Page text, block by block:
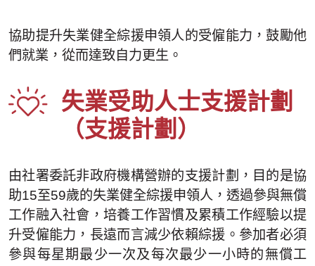
協助提升失業健全綜援申領人的受僱能力，鼓勵他
們就業，從而達致自力更生。
失業受助人士支援計劃
（支援計劃）
由社署委託非政府機構營辦的支援計劃，目的是協
助15至59歲的失業健全綜援申領人，透過參與無償
工作融入社會，培養工作習慣及累積工作經驗以提
升受僱能力，長遠而言減少依賴綜援。參加者必須
參與每星期最少一次及每次最少一小時的無償工